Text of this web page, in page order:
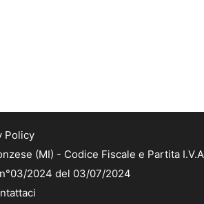
Policy
(MI) - Codice Fiscale e Partita
2024 del 03/07/2024